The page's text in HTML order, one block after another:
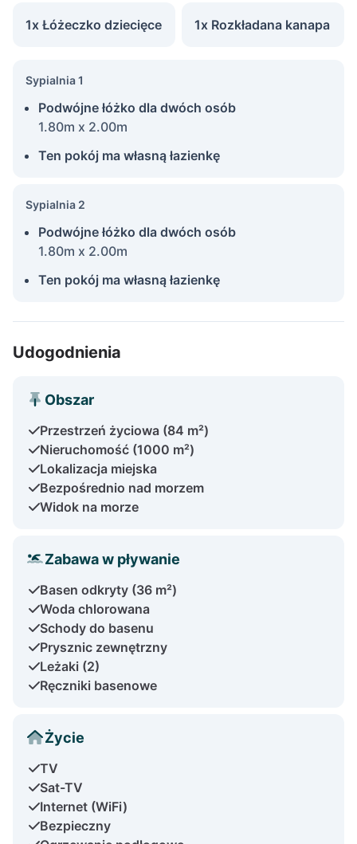
1x Łóżeczko dziecięce 1x Rozkładana kanapa
Sypialnia 1
Podwójne łóżko dla dwóch osób
1.80m x 2.00m
Ten pokój ma własną łazienkę
Sypialnia 2
Podwójne łóżko dla dwóch osób
1.80m x 2.00m
Ten pokój ma własną łazienkę
Udogodnienia
Obszar
Przestrzeń życiowa (84 m²)
Nieruchomość (1000 m²)
Lokalizacja miejska
Bezpośrednio nad morzem
Widok na morze
Zabawa w pływanie
Basen odkryty (36 m²)
Woda chlorowana
Schody do basenu
Prysznic zewnętrzny
Leżaki (2)
Ręczniki basenowe
Życie
TV
Sat-TV
Internet (WiFi)
Bezpieczny